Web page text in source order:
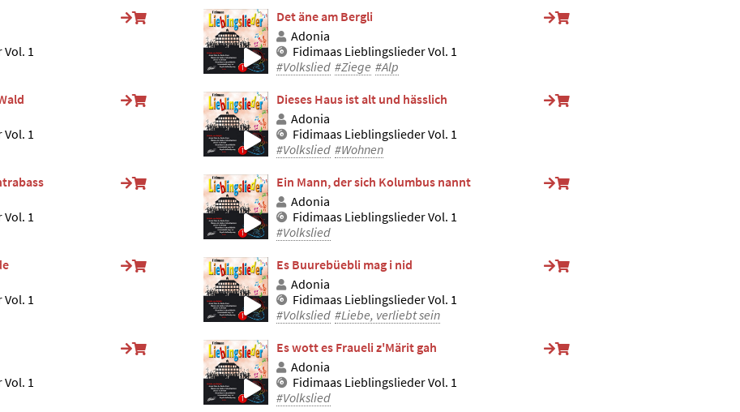
1
Det äne am Bergli
Adonia
Fidimaas Lieblingslieder Vol. 1
#Volkslied #Ziege #Alp
1
Dieses Haus ist alt und hässlich
Adonia
Fidimaas Lieblingslieder Vol. 1
#Volkslied #Wohnen
1
Ein Mann, der sich Kolumbus nannt
Adonia
Fidimaas Lieblingslieder Vol. 1
#Volkslied
1
Es Buurebüebli mag i nid
Adonia
Fidimaas Lieblingslieder Vol. 1
#Volkslied #Liebe, verliebt sein
1
Es wott es Fraueli z'Märit gah
Adonia
Fidimaas Lieblingslieder Vol. 1
#Volkslied